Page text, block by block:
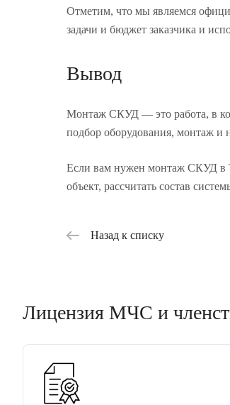
Отметим, что мы являемся
задачи и бюджет заказчика и
Вывод
Монтаж СКУД — это работа, в
подбор оборудования, монтаж и
Если вам нужен монтаж СКУД в
объект, рассчитать состав
Назад к списку
Лицензия МЧС и